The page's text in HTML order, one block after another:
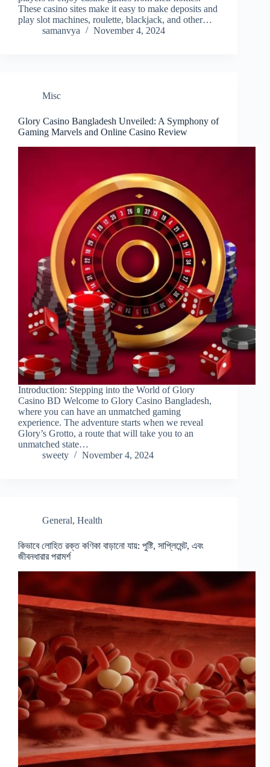
These casino sites make it easy to make deposits and
play slot machines, roulette, blackjack, and other…
samanvya
November 4, 2024
Misc
Glory Casino Bangladesh Unveiled: A Symphony of
Gaming Marvels and Online Casino Review
Introduction: Stepping into the World of Glory
Casino BD Welcome to Glory Casino Bangladesh,
where you can have an unmatched gaming
experience. The adventure starts when we reveal
Glory’s Grotto, a route that will take you to an
unmatched state…
sweety
November 4, 2024
General, Health
কিভাবে লোহিত রক্ত ​​কণিকা বাড়ানো যায়: পুষ্টি, সাপ্লিমেন্ট, এবং
জীবনধারার পরামর্শ